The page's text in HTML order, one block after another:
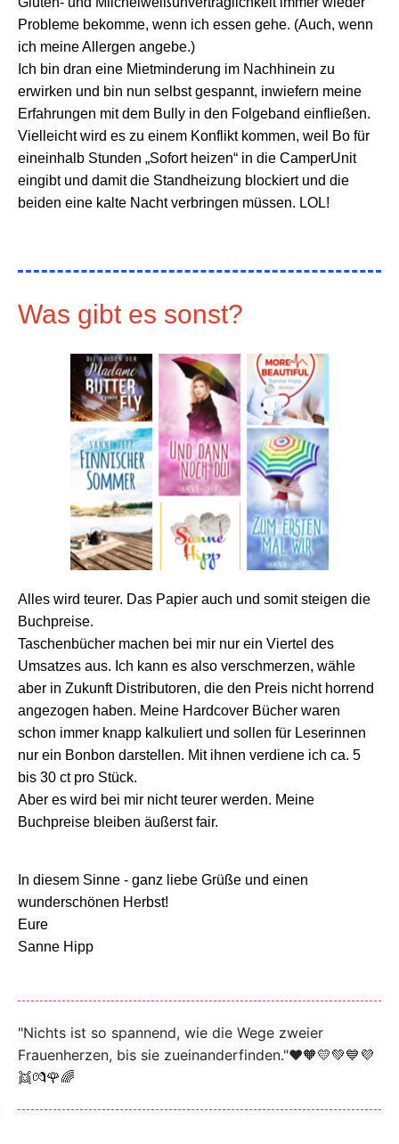
Probleme bekomme, wenn ich essen gehe. (Auch, wenn
ich meine Allergen angebe.)
Ich bin dran eine Mietminderung im Nachhinein zu
erwirken und bin nun selbst gespannt, inwiefern meine
Erfahrungen mit dem Bully in den Folgeband einfließen.
Vielleicht wird es zu einem Konflikt kommen, weil Bo für
eineinhalb Stunden „Sofort heizen“ in die CamperUnit
eingibt und damit die Standheizung blockiert und die
beiden eine kalte Nacht verbringen müssen. LOL!
Was gibt es sonst?
Alles wird teurer. Das Papier auch und somit steigen die
Buchpreise.
Taschenbücher machen bei mir nur ein Viertel des
Umsatzes aus. Ich kann es also verschmerzen, wähle
aber in Zukunft Distributoren, die den Preis nicht horrend
angezogen haben. Meine Hardcover Bücher waren
schon immer knapp kalkuliert und sollen für Leserinnen
nur ein Bonbon darstellen. Mit ihnen verdiene ich ca. 5
bis 30 ct pro Stück.
Aber es wird bei mir nicht teurer werden. Meine
Buchpreise bleiben äußerst fair.
In diesem Sinne - ganz liebe Grüße und einen
wunderschönen Herbst!
Eure
Sanne Hipp
"Nichts ist so spannend, wie die Wege zweier
Frauenherzen, bis sie zueinanderfinden."❤️🧡💛💚💙💜
👯💏🌹🌈